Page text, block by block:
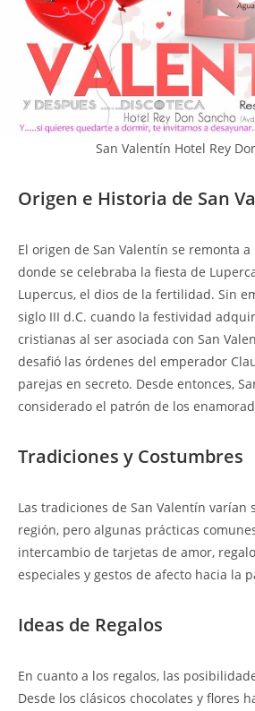
San Valentín Hotel Rey
Origen e Historia de San
El origen de San Valentín se remonta
donde se celebraba la fiesta de
Lupercus, el dios de la fertilidad. Sin
siglo III d.C. cuando la festividad
cristianas al ser asociada con San
desafió las órdenes del emperador
parejas en secreto. Desde entonces,
considerado el patrón de los
Tradiciones y Costumbres
Las tradiciones de San Valentín varían
región, pero algunas prácticas
intercambio de tarjetas de amor,
especiales y gestos de afecto hacia la
Ideas de Regalos
En cuanto a los regalos, las
Desde los clásicos chocolates y flores